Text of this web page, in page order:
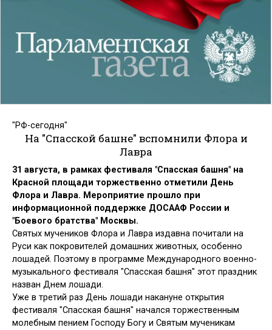
"РФ-сегодня"
На "Спасской башне" вспомнили Флора и
Лавра
31 августа, в рамках фестиваля "Спасская башня" на
Красной площади торжественно отметили День
Флора и Лавра. Мероприятие прошло при
информационной поддержке ДОСААФ России и
"Боевого братства" Москвы.
Святых мучеников Флора и Лавра издавна почитали на
Руси как покровителей домашних животных, особенно
лошадей. Поэтому в программе Международного военно-
музыкального фестиваля "Спасская башня" этот праздник
назван Днем лошади.
Уже в третий раз День лошади накануне открытия
фестиваля "Спасская башня" начался торжественным
молебным пением Господу Богу и Святым мученикам